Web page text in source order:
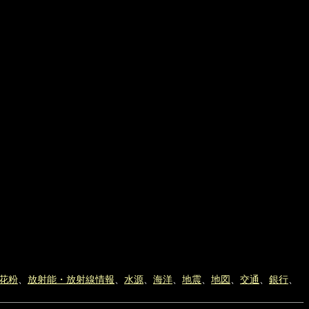
粉 放射能・放射線情報 水源 海洋 地震 地図 交通 銀行